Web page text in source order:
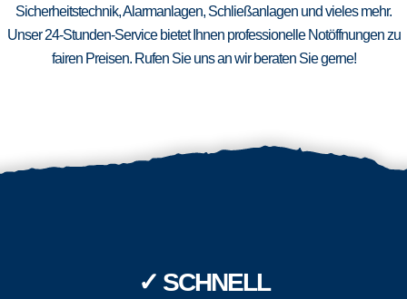
Sicherheitstechnik, Alarmanlagen, Schließanlagen und vieles mehr.
Unser 24-Stunden-Service bietet Ihnen professionelle Notöffnungen zu
fairen Preisen. Rufen Sie uns an wir beraten Sie gerne!
✓ SCHNELL